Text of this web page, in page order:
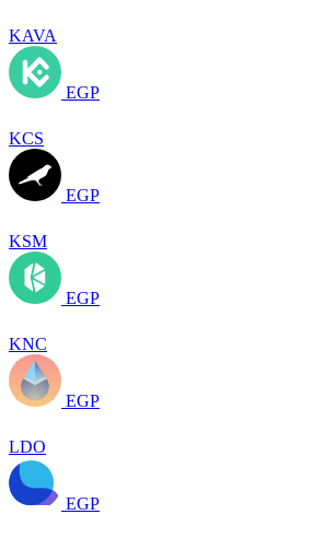
KAVA
EGP
KCS
EGP
KSM
EGP
KNC
EGP
LDO
EGP